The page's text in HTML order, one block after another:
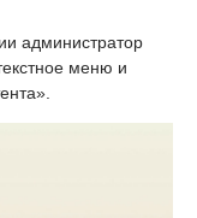
администратор
меню и